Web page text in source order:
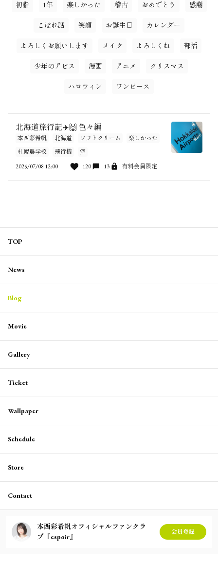
初詣 1年 楽しかった 稽古 おめでとう 感謝
こぼれ話 笑顔 お誕生日 カレンダー
よろしくお願いします メイク よろしくね 部活
少年のアビス 漫画 アニメ クリスマス
ハロウィン ワンピース
北海道旅行記✈️🙌 色々編
本西彩希帆 北海道 ソフトクリーム
楽しかった
札幌農学校
飛行機
空
2025/07/08 12:00
120 13 有料会員限定
TOP
News
Blog
Movie
Gallery
Ticket
Wallpaper
Schedule
Store
Contact
本西彩希帆オフィシャルファンクラ
ブ『espoir』
会員登録